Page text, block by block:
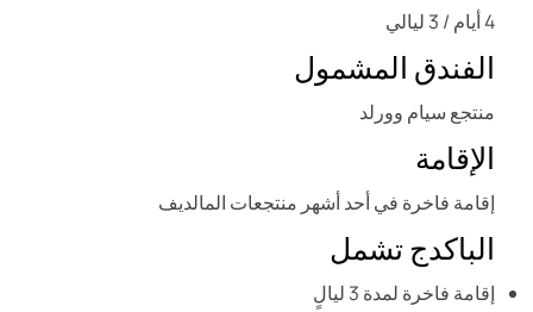
4 أيام / 3 ليالي
الفندق المشمول
منتجع سيام وورلد
الإقامة
إقامة فاخرة في أحد أشهر منتجعات المالديف
الباكدج تشمل
إقامة فاخرة لمدة 3 ليالٍ